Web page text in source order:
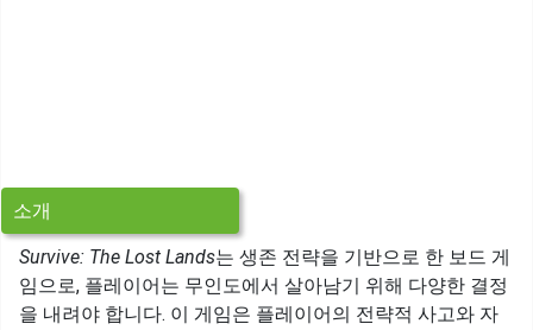
소개
Survive: The Lost Lands는 생존 전략을 기반으로 한 보드 게
임으로, 플레이어는 무인도에서 살아남기 위해 다양한 결정
을 내려야 합니다. 이 게임은 플레이어의 전략적 사고와 자